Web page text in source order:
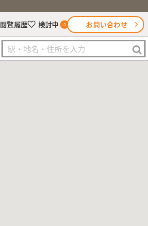
閲覧履歴 検討中 0 お問い合わせ